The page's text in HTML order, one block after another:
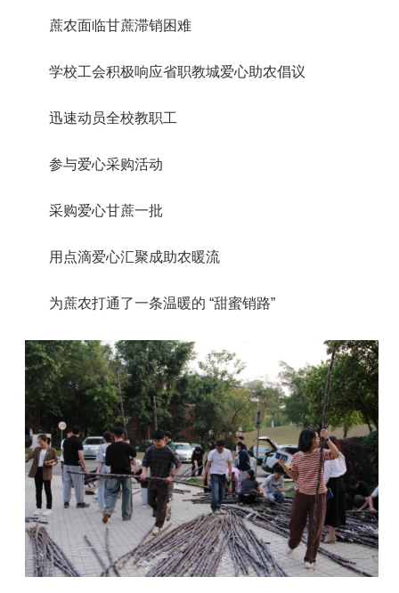
蔗农面临甘蔗滞销困难
学校工会积极响应省职教城爱心助农倡议
迅速动员全校教职工
参与爱心采购活动
采购爱心甘蔗一批
用点滴爱心汇聚成助农暖流
为蔗农打通了一条温暖的 “甜蜜销路”